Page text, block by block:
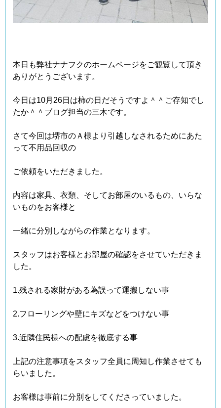
本日も弊社ナナフクのホームページをご観覧して頂き
ありがとうございます。
今日は10月26日は柿の日だそうですよ＾＾ご存知でし
たか＾＾ブログ担当の三木です。
さて今回は堺市のＡ様より引越しなされるためにあた
って不用品回収の
ご依頼をいただきました。
内容は家具、衣類、そしてお部屋のいるもの、いらな
いものをお客様と
一緒に分別しながらの作業となります。
スタッフはお客様とお部屋の確認をさせていただきま
した。
1.残される家財がある為誤って運搬しない事
2.フローリングや壁にキズなどをつけない事
3.近隣住民様への配慮を徹底する事
上記の注意事項をスタッフ全員に周知し作業させても
らいました。
お客様は事前に分別をしてくださっていました。